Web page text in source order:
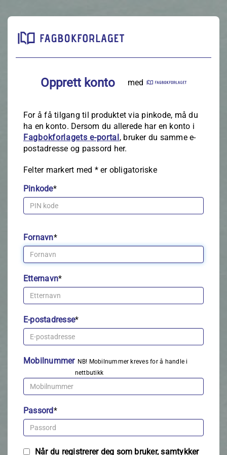
Opprett konto med
For å få tilgang til produktet via pinkode, må du
ha en konto. Dersom du allerede har en konto i
Fagbokforlagets e‑portal, bruker du samme e-
postadresse og passord her.
Felter markert med *er obligatoriske
Pinkode*
Fornavn*
Etternavn*
E-postadresse*
Mobilnummer NB! Mobilnummer kreves for å handle i
nettbutikk
Passord*
Når du registrerer deg som bruker, samtykker